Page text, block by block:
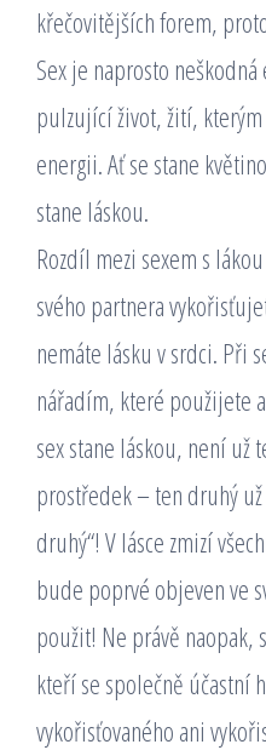
křečovitějších forem,
Sex je naprosto neškodná
pulzující život, žití,
energii. Ať se stane
stane láskou.
Rozdíl mezi sexem s
svého partnera
nemáte lásku v srdci. Při
nářadím, které použijete
sex stane láskou, není
prostředek – ten druhý
druhý“! V lásce zmizí
bude poprvé objeven ve
použit! Ne právě naopak,
kteří se společně
vykořisťovaného ani